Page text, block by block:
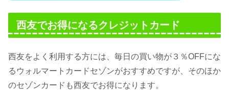
西友でお得になるクレジットカード
西友をよく利用する方には、毎日の買い物が３％OFFにな
るウォルマートカードセゾンがおすすめですが、そのほか
のセゾンカードも西友でお得になります。